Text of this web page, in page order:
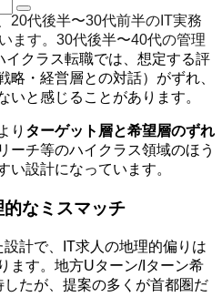
20代後半〜30代前半のIT実務
ます。30代後半〜40代の管理
クラス転職では、想定する評
略・経営層との対話）がずれ、
いと感じることがあります。
り ターゲット層と希望層のずれ
ーチ等のハイクラス領域のほう
い設計になっています。
なミスマッチ
計で、IT求人の地理的偏りは
ます。地方Uターン/Iターン希
たが、提案の多くが首都圏だ